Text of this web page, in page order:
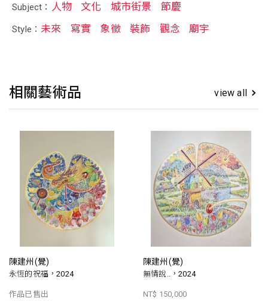
Subject： 人物 文化 城市街景 節慶
Style：未來 寫實 象徵 裝飾 觀念 廟宇
相關藝術品 view all
陳建州(覺)
永恆的祝福，2024
作品已售出
陳建州(覺)
無情說..，2024
NT$ 150,000